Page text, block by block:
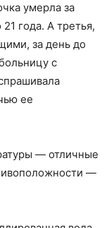
умерла за
года. А третья,
за день до
с
ее
— отличные
—